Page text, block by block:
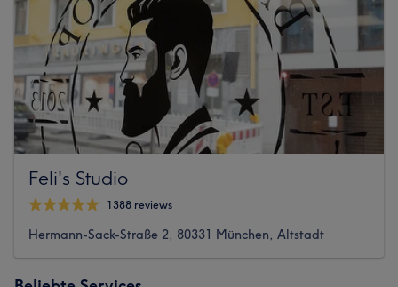
Feli's Studio
1388 reviews
Hermann-Sack-Straße 2, 80331 München, Altstadt